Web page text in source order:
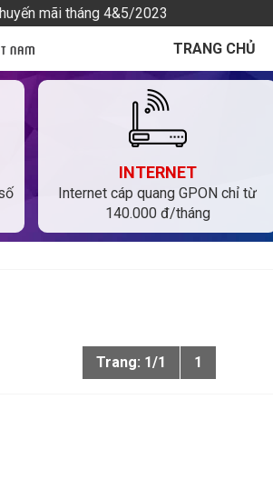
mãi tháng 4&5/2023
TRANG CHỦ
INTERNET
Internet cáp quang GPON chỉ từ
140.000 đ/tháng
Trang: 1/1 1